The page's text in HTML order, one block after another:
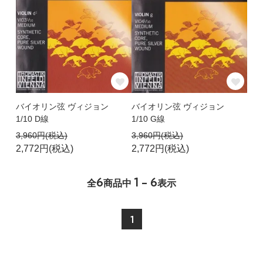
バイオリン弦 ヴィジョン
1/10 D線
3,960円(税込)
2,772円(税込)
バイオリン弦 ヴィジョン
1/10 G線
3,960円(税込)
2,772円(税込)
全6商品中 1 - 6表示
1